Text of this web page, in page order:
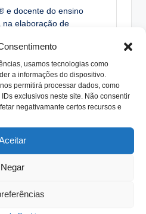
usamos tecnologias como
a informações do dispositivo.
permitirá processar dados, como
exclusivos neste site. Não consentir
negativamante certos recursos e
Negar
e docente do ensino
na elaboração de
numerosas
Empresárias®. Orador em
e autor de livros e
com
numa Empresa Familiar